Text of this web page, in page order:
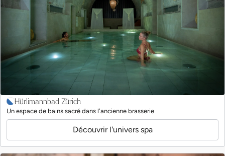
Hürlimannbad Zürich
Un espace de bains sacré dans l'ancienne brasserie
Découvrir l'univers spa